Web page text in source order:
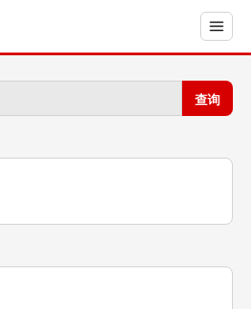
查询